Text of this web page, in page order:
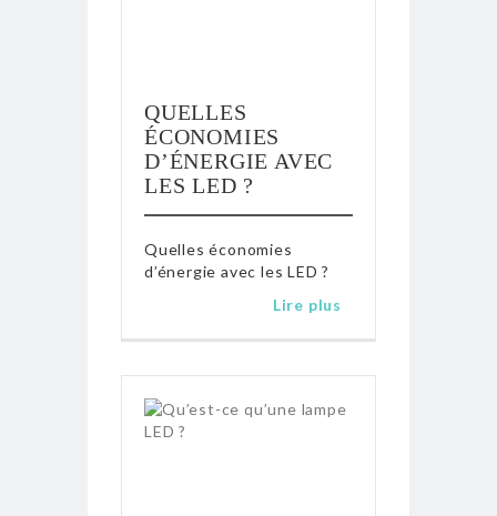
QUELLES
ÉCONOMIES
D’ÉNERGIE AVEC
LES LED ?
Quelles économies
d’énergie avec les LED ?
Lire plus